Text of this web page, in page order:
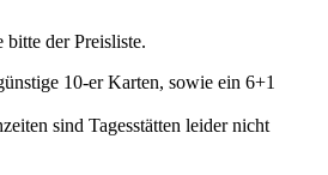
der Preisliste.
10-er Karten, sowie ein 6+1
sind Tagesstätten leider nicht